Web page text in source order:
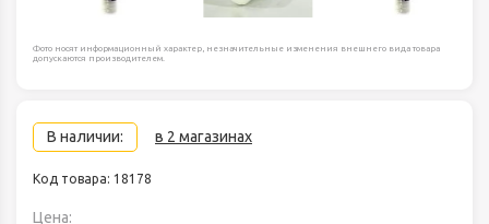
Фото носят информационный характер, незначительные изменения внешнего вида товара
допускаются производителем.
В наличии: в 2 магазинах
Код товара: 18178
Цена: